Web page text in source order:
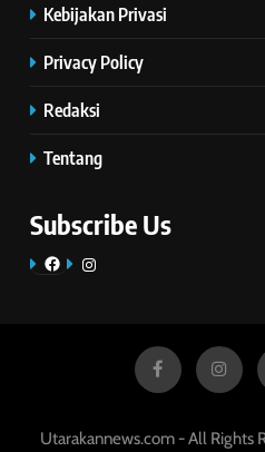
Kebijakan Privasi
Privacy Policy
Redaksi
Tentang
Subscribe Us
FacebookInstagram
Utarakannews.com - All Rights